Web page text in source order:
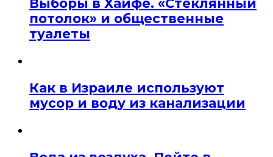
Выборы в Хайфе. «Стеклянный
потолок» и общественные
туалеты
Как в Израиле используют
мусор и воду из канализации